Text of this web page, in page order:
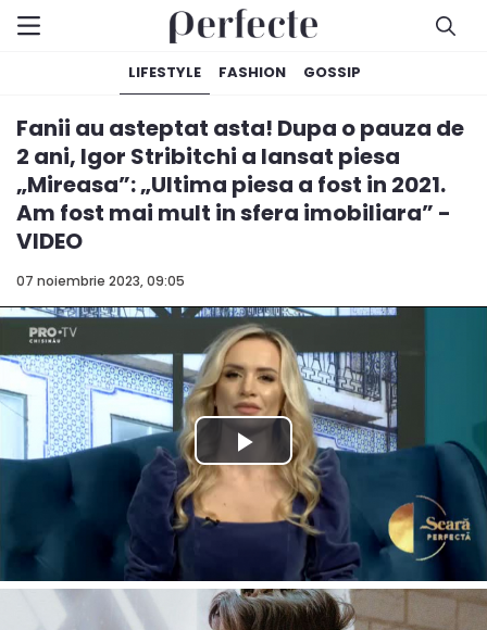
LIFESTYLE FASHION GOSSIP
07 noiembrie 2023, 09:05
Fanii au asteptat asta! Dupa o pauza de
2 ani, Igor Stribitchi a lansat piesa
„Mireasa”: „Ultima piesa a fost in 2021.
Am fost mai mult in sfera imobiliara” -
VIDEO